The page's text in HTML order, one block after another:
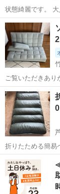
状態綺麗です。
像を参照ください
だけ早くとりにき
ねがいします。
東京 狛江市
ご覧いただきあり
たが、大きくて邪魔
サイズです。ベッ
ズです。かなり大
東京 千代田
折りたためる簡易
がソファとしても、 ベッ
承ください） 広げた時 縦170×横
40 ※...
東京 世田谷区